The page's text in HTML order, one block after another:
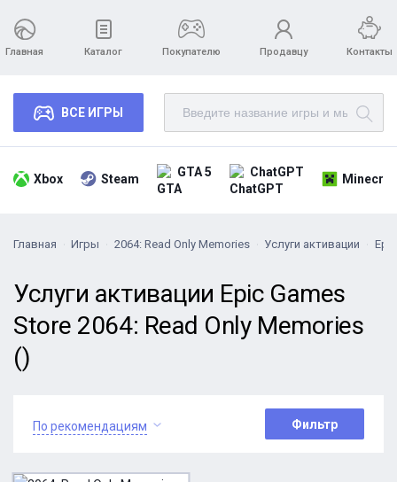
Главная Каталог Покупателю Продавцу Контакты
ВСЕ ИГРЫ
Xbox Steam GTA 5 ChatGPT
Главная Игры 2064: Read Only Memories Услуги активации
Услуги активации Epic Games
Store 2064: Read Only Memories
()
По рекомендациям Фильтр